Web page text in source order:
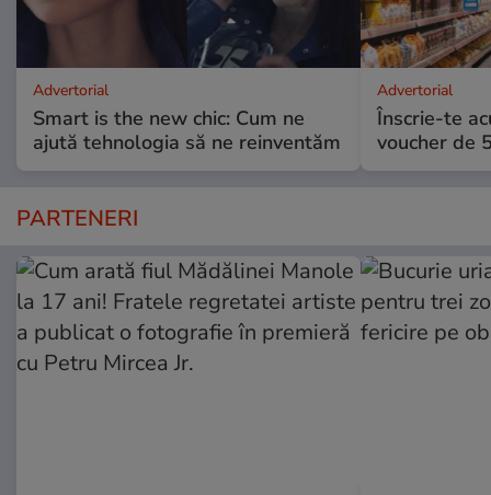
Advertorial
Smart is the new chic: Cum ne
ajută tehnologia să ne reinventăm
Advertorial
Înscrie-te
voucher de
PARTENERI